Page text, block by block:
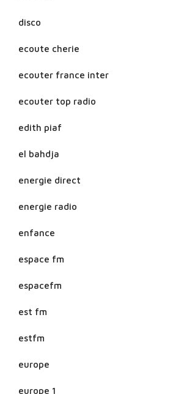
disco
ecoute cherie
ecouter france inter
ecouter top radio
edith piaf
el bahdja
energie direct
energie radio
enfance
espace fm
espacefm
est fm
estfm
europe
europe 1